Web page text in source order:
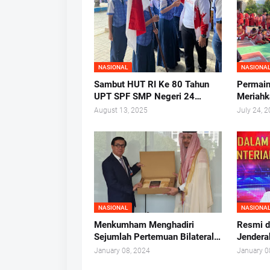
NASIONAL
Sambut HUT RI Ke 80 Tahun
UPT SPF SMP Negeri 24
Makassar Gelar Pelantikan
2026.
August 13, 2025
NASIONAL
2025 di
July 24,
NASIONAL
Menkumham Menghadiri
Sejumlah Pertemuan Bilateral
Penting pada Sidang WIPO
January 08, 2024
NASIONAL
Resmi
Andap
January